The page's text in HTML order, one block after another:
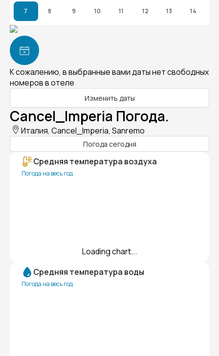
7 8 9 10 11 12 13 14
К сожалению, в выбранные вами даты нет свободных
номеров в отеле
Изменить даты
Cancel_Imperia Погода.
Италия, Cancel_Imperia, Sanremo
Погода сегодня
Средняя температура воздуха
Погода на весь год
Loading chart...
Средняя температура воды
Погода на весь год